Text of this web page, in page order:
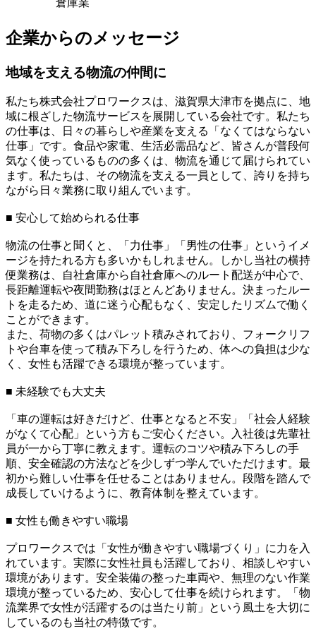
企業からのメッセージ
地域を支える物流の仲間に
私たち株式会社プロワークスは、滋賀県大津市を拠点に、地
域に根ざした物流サービスを展開している会社です。私たち
の仕事は、日々の暮らしや産業を支える「なくてはならない
仕事」です。食品や家電、生活必需品など、皆さんが普段何
気なく使っているものの多くは、物流を通じて届けられてい
ます。私たちは、その物流を支える一員として、誇りを持ち
ながら日々業務に取り組んでいます。
■ 安心して始められる仕事
物流の仕事と聞くと、「力仕事」「男性の仕事」というイメ
ージを持たれる方も多いかもしれません。しかし当社の横持
便業務は、自社倉庫から自社倉庫へのルート配送が中心で、
長距離運転や夜間勤務はほとんどありません。決まったルー
トを走るため、道に迷う心配もなく、安定したリズムで働く
ことができます。
また、荷物の多くはパレット積みされており、フォークリフ
トや台車を使って積み下ろしを行うため、体への負担は少な
く、女性も活躍できる環境が整っています。
■ 未経験でも大丈夫
「車の運転は好きだけど、仕事となると不安」「社会人経験
がなくて心配」という方もご安心ください。入社後は先輩社
員が一から丁寧に教えます。運転のコツや積み下ろしの手
順、安全確認の方法などを少しずつ学んでいただけます。最
初から難しい仕事を任せることはありません。段階を踏んで
成長していけるように、教育体制を整えています。
■ 女性も働きやすい職場
プロワークスでは「女性が働きやすい職場づくり」に力を入
れています。実際に女性社員も活躍しており、相談しやすい
環境があります。安全装備の整った車両や、無理のない作業
環境が整っているため、安心して仕事を続けられます。「物
流業界で女性が活躍するのは当たり前」という風土を大切に
しているのも当社の特徴です。